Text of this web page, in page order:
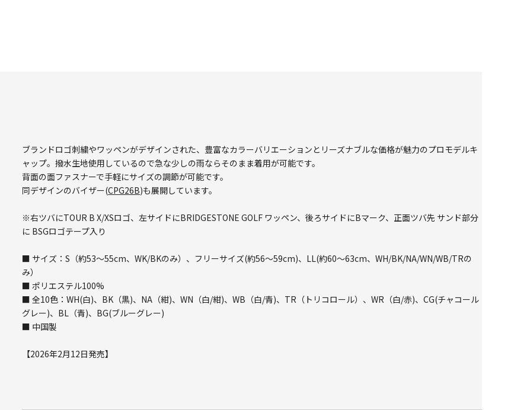
ブランドロゴ刺繍やワッペンがデザインされた、豊富なカラーバリエーションとリーズナブルな価格が魅力のプロモデルキ
ャップ。撥水生地使用しているので急な少しの雨ならそのまま着用が可能です。
背面の面ファスナーで手軽にサイズの調節が可能です。
同デザインのバイザー(CPG26B)も展開しています。
※右ツバにTOUR B X/XSロゴ、左サイドにBRIDGESTONE GOLF ワッペン、後ろサイドにBマーク、正面ツバ先 サンド部分
に BSGロゴテープ入り
■ サイズ：S（約53～55cm、WK/BKのみ）、フリーサイズ(約56～59cm)、LL(約60～63cm、WH/BK/NA/WN/WB/TRの
み）
■ ポリエステル100%
■ 全10色：WH(白)、BK（黒)、NA（紺)、WN（白/紺)、WB（白/青)、TR（トリコロール）、WR（白/赤)、CG(チャコール
グレー)、BL（青)、BG(ブルーグレー)
■ 中国製
【2026年2月12日発売】